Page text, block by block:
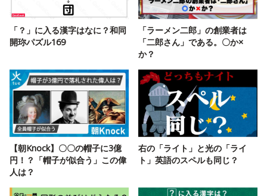
「？」に入る漢字はなに？和同
開珎パズル169
「ラーメン二郎」の創業者は
「二郎さん」である。〇か×
か？
【朝Knock】〇〇の帽子に3億
円！？「帽子が似合う」この偉
人は？
右の「ライト」と光の「ライ
ト」英語のスペルも同じ？